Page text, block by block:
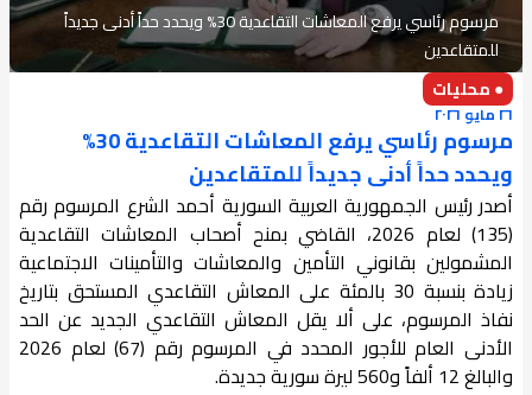
مرسوم رئاسي يرفع المعاشات التقاعدية 30% ويحدد حداً أدنى جديداً
للمتقاعدين
● محليات
٢٦ مايو ٢٠٢٦
مرسوم رئاسي يرفع المعاشات التقاعدية 30%
ويحدد حداً أدنى جديداً للمتقاعدين
أصدر رئيس الجمهورية العربية السورية أحمد الشرع المرسوم رقم
(135) لعام 2026، القاضي بمنح أصحاب المعاشات التقاعدية
المشمولين بقانوني التأمين والمعاشات والتأمينات الاجتماعية
زيادة بنسبة 30 بالمئة على المعاش التقاعدي المستحق بتاريخ
نفاذ المرسوم، على ألا يقل المعاش التقاعدي الجديد عن الحد
الأدنى العام للأجور المحدد في المرسوم رقم (67) لعام 2026
والبالغ 12 ألفاً و560 ليرة سورية جديدة.